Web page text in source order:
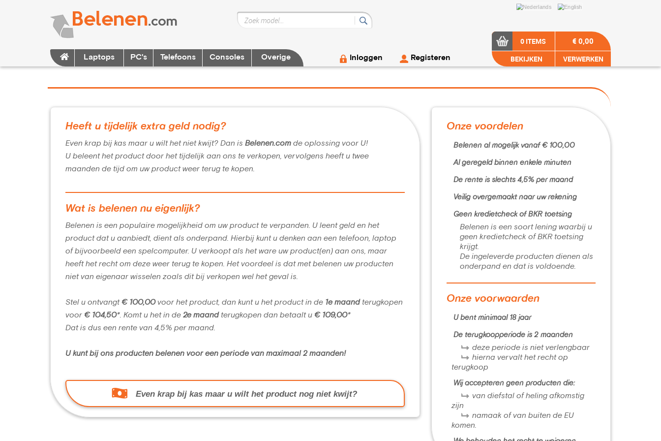
Laptops PC's Telefoons Consoles Overige Inloggen Registeren
0 ITEMS
BEKIJKEN
€ 0,00
VERWERKEN
Heeft u tijdelijk extra geld nodig?
Even krap bij kas maar u wilt het niet kwijt? Dan is Belenen.com de oplossing voor U!
U beleent het product door het tijdelijk aan ons te verkopen, vervolgens heeft u twee
maanden de tijd om uw product weer terug te kopen.
Wat is belenen nu eigenlijk?
Belenen is een populaire mogelijkheid om uw product te verpanden. U leent geld en het
product dat u aanbiedt, dient als onderpand. Hierbij kunt u denken aan een telefoon, laptop
of bijvoorbeeld een spelcomputer. U verkoopt als het ware uw product(en) aan ons, maar
heeft het recht om deze weer terug te kopen. Het voordeel is dat met belenen uw producten
niet van eigenaar wisselen zoals dit bij verkopen wel het geval is.
Stel u ontvangt € 100,00voor het product, dan kunt u het product in de 1e maand terugkopen
voor € 104,50*. Komt u het in de 2e maand terugkopen dan betaalt u € 109,00*
Dat is dus een rente van 4,5% per maand.
U kunt bij ons producten belenen voor een periode van maximaal 2 maanden!
Even krap bij kas maar u wilt het product nog niet kwijt?
Onze voordelen
Belenen al mogelijk vanaf € 100,00
Al geregeld binnen enkele minuten
De rente is slechts 4,5% per maand
Veilig overgemaakt naar uw rekening
Geen kredietcheck of BKR toetsing
Belenen is een soort lening waarbij u
geen kredietcheck of BKR toetsing
krijgt.
De ingeleverde producten dienen als
onderpand en dat is voldoende.
Onze voorwaarden
U bent minimaal 18 jaar
De terugkoopperiode is 2 maanden
deze periode is niet verlengbaar
hierna vervalt het recht op
terugkoop
Wij accepteren geen producten die:
van diefstal of heling afkomstig
zijn
namaak of van buiten de EU
komen.